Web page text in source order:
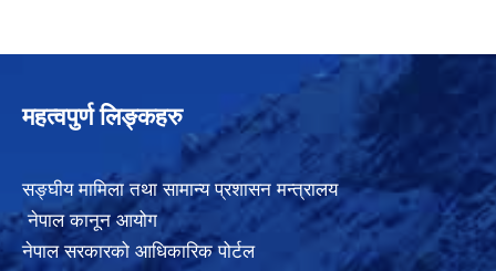
महत्वपुर्ण लिङ्कहरु
सङ्घीय मामिला तथा सामान्य प्रशासन मन्त्रालय
नेपाल कानून आयोग
नेपाल सरकारको आधिकारिक पोर्टल